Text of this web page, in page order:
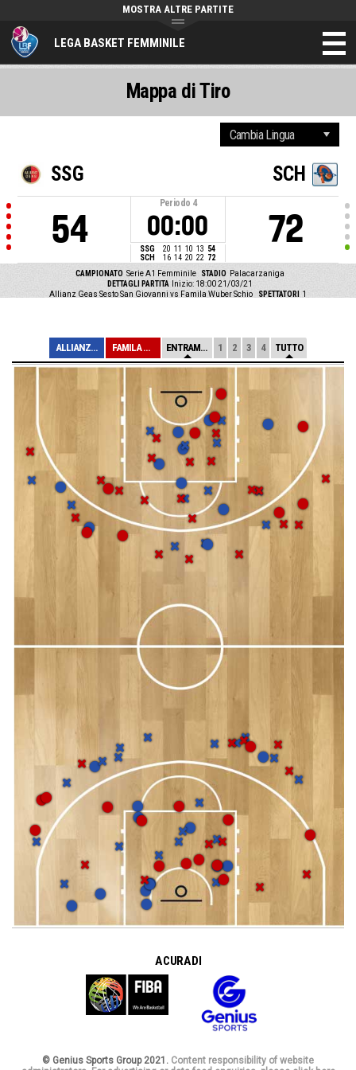
LEGA BASKET FEMMINILE
MOSTRA ALTRE PARTITE
SSG
54
Periodo 4
00:00
SSG 20 11 10 13 54
SCH
16 14 20 22 72
SCH
72
CAMPIONATO Serie A1 Femminile STADIO Palacarzaniga
DETTAGLI PARTITA
Inizio: 18:00 21/03/21
Allianz Geas Sesto San Giovanni vs Famila Wuber Schio
SPETTATORI 1
Mappa di Tiro
ALLIANZ GEAS SE... FAMILA WUBER SC... ENTRAMBE 1 2 3 4 TUTTO
A CURA DI
© Genius Sports Group 2021. Content responsibility of website